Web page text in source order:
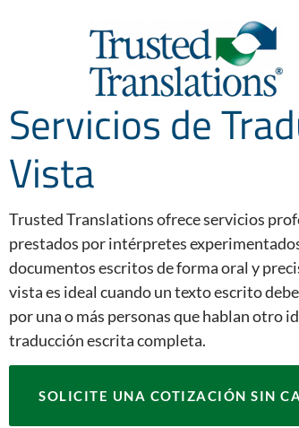
Servicios de
Vista
Trusted Translations ofrece servicios
prestados por intérpretes
documentos escritos de forma oral y
vista es ideal cuando un texto escrito
por una o más personas que hablan otro
traducción escrita completa.
SOLICITE UNA COTIZACIÓN SIN